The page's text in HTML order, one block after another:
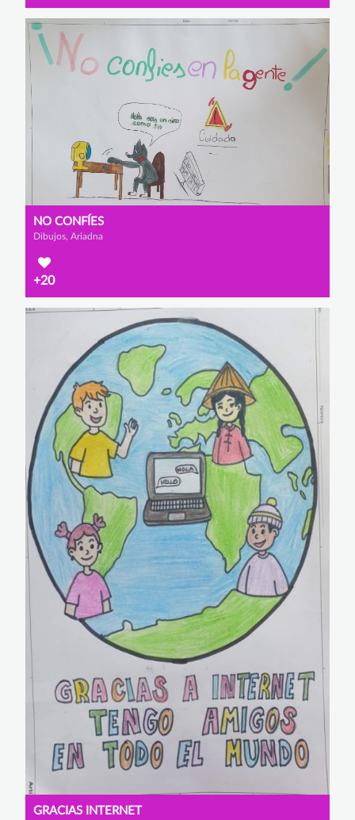
NO CONFÍES
Dibujos, Ariadna
+20
GRACIAS INTERNET